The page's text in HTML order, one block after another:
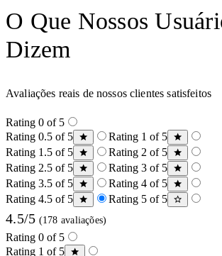
O Que Nossos
Dizem
Avaliações reais de nossos clientes satisfeitos
Rating 0 of 5
Rating 0.5 of 5
Rating 1 of 5
Rating 1.5 of 5
Rating 2 of 5
Rating 2.5 of 5
Rating 3 of 5
Rating 3.5 of 5
Rating 4 of 5
Rating 4.5 of 5
Rating 5 of 5
4.5/5 (178 avaliações)
Rating 0 of 5
Rating 1 of 5